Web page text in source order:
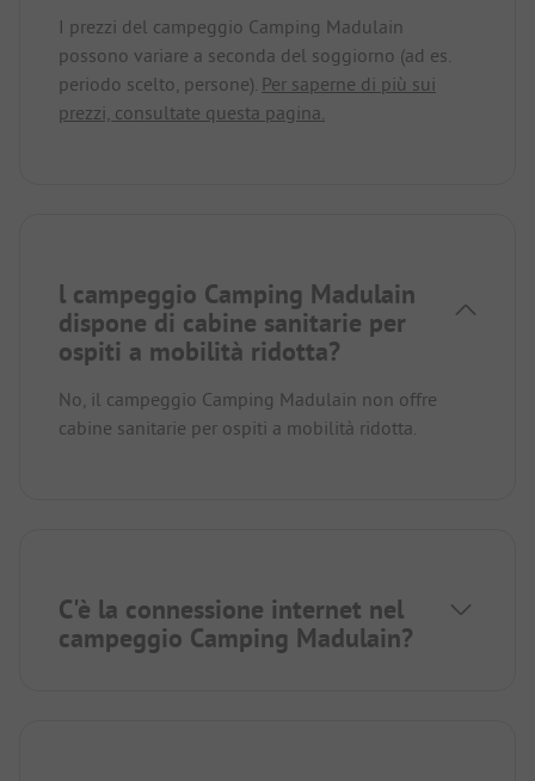
I prezzi del campeggio Camping Madulain
possono variare a seconda del soggiorno (ad es.
periodo scelto, persone). Per saperne di più sui
prezzi, consultate questa pagina.
l campeggio Camping Madulain
dispone di cabine sanitarie per
ospiti a mobilità ridotta?
No, il campeggio Camping Madulain non offre
cabine sanitarie per ospiti a mobilità ridotta.
C'è la connessione internet nel
campeggio Camping Madulain?